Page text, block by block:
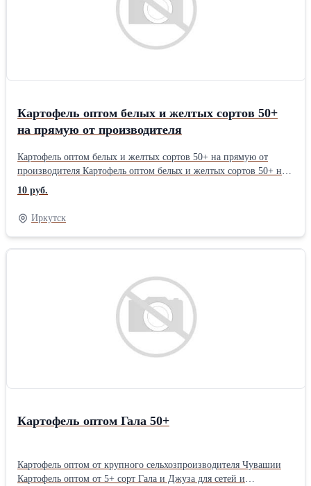
Картофель оптом белых и желтых сортов 50+
на прямую от производителя
Картофель оптом белых и желтых сортов 50+ на прямую от
производителя Картофель оптом белых и желтых сортов 50+ на
прямую от производителя Сорта Гала и Джуза имеют
великолепный товарный вид - чистые, крупные и без болячек
Отлично подойдут под рынки и магазины и сети В наличии
3500 тонн. Фасуем в сетки по 25-30 кг. Доставку организуем.
Документы в наличии. Отгружаем от 5 тонн и выше Звоните для
10 руб.
Иркутск
Картофель оптом Гала 50+
Картофель оптом от крупного сельхозпроизводителя Чувашии
Картофель оптом от 5+ сорт Гала и Джуза для сетей и